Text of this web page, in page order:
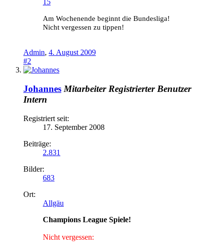
15
Am Wochenende beginnt die Bundesliga!
Nicht vergessen zu tippen!
Admin, 4. August 2009
#2
Johannes Mitarbeiter Registrierter Benutzer
Intern
Registriert seit:
17. September 2008
Beiträge:
2.831
Bilder:
683
Ort:
Allgäu
Champions League Spiele!
Nicht vergessen: